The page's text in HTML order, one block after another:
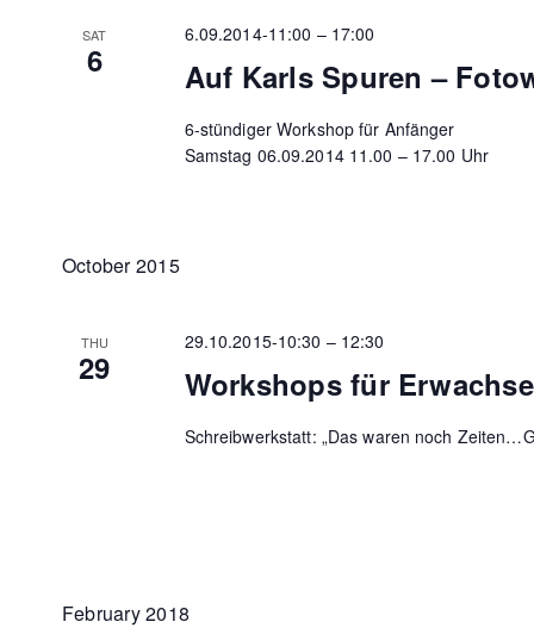
SAT
6 Auf Karls Spuren –
6.09.2014-11:00 – 17:00
6-stündiger Workshop für Anfänger
Samstag 06.09.2014 11.00 – 17.00 Uhr
October 2015
THU
29 Workshops für
29.10.2015-10:30 – 12:30
Schreibwerkstatt: „Das waren noch
February 2018